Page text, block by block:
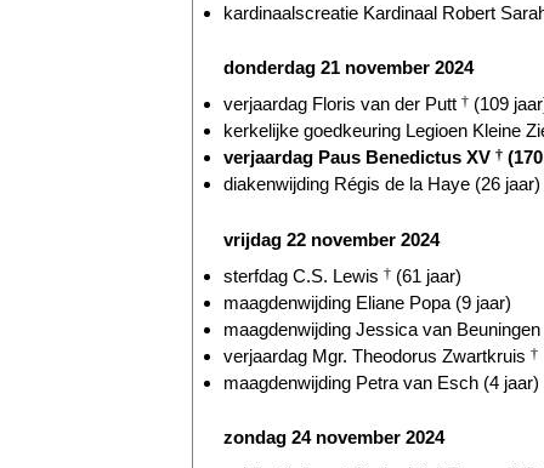
kardinaalscreatie Kardinaal Robert
donderdag 21 november 2024
verjaardag Floris van der Putt † (109
kerkelijke goedkeuring Legioen Kleine
verjaardag Paus Benedictus XV †
diakenwijding Régis de la Haye (26 jaar)
vrijdag 22 november 2024
sterfdag C.S. Lewis † (61 jaar)
maagdenwijding Eliane Popa (9 jaar)
maagdenwijding Jessica van
verjaardag Mgr. Theodorus Zwartkruis †
maagdenwijding Petra van Esch (4 jaar)
zondag 24 november 2024